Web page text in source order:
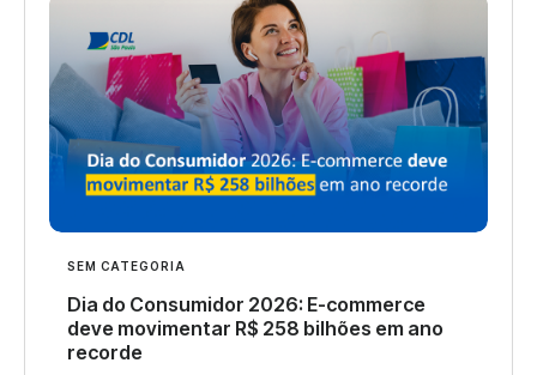
SEM CATEGORIA
Dia do Consumidor 2026: E-commerce
deve movimentar R$ 258 bilhões em ano
recorde